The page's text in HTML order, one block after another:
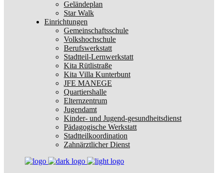
Geländeplan
Star Walk
Einrichtungen
Gemeinschaftsschule
Volkshochschule
Berufswerkstatt
Stadtteil-Lernwerkstatt
Kita Rütlistraße
Kita Villa Kunterbunt
JFE MANEGE
Quartiershalle
Elternzentrum
Jugendamt
Kinder- und Jugend-gesundheitsdienst
Pädagogische Werkstatt
Stadtteilkoordination
Zahnärztlicher Dienst